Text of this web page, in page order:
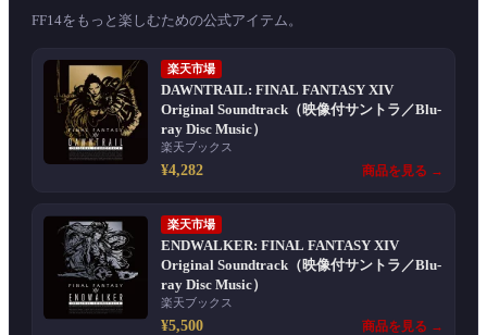
FF14をもっと楽しむための公式アイテム。
楽天市場
DAWNTRAIL: FINAL FANTASY XIV
Original Soundtrack（映像付サントラ／Blu-
ray Disc Music）
楽天ブックス
¥4,282 商品を見る →
楽天市場
ENDWALKER: FINAL FANTASY XIV
Original Soundtrack（映像付サントラ／Blu-
ray Disc Music）
楽天ブックス
¥5,500 商品を見る →